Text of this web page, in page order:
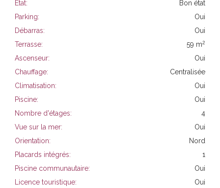
État:
Bon état
Parking:
Oui
Débarras:
Oui
Terrasse:
59 m2
Ascenseur:
Oui
Chauffage:
Centralisée
Climatisation:
Oui
Piscine:
Oui
Nombre d'étages:
4
Vue sur la mer:
Oui
Orientation:
Nord
Placards intégrés:
1
Piscine communautaire:
Oui
Licence touristique:
Oui